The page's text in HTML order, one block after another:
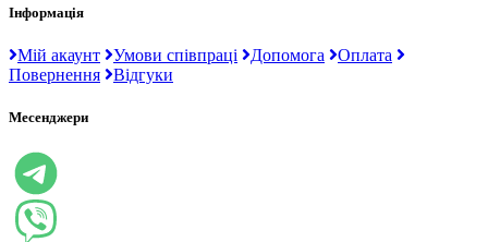
Інформація
Мій акаунт Умови співпраці Допомога
Оплата
Повернення
Відгуки
Месенджери